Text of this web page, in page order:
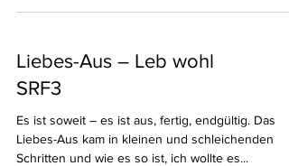
Liebes-Aus – Leb wohl
SRF3
Es ist soweit – es ist aus, fertig, endgültig. Das
Liebes-Aus kam in kleinen und schleichenden
Schritten und wie es so ist, ich wollte es...